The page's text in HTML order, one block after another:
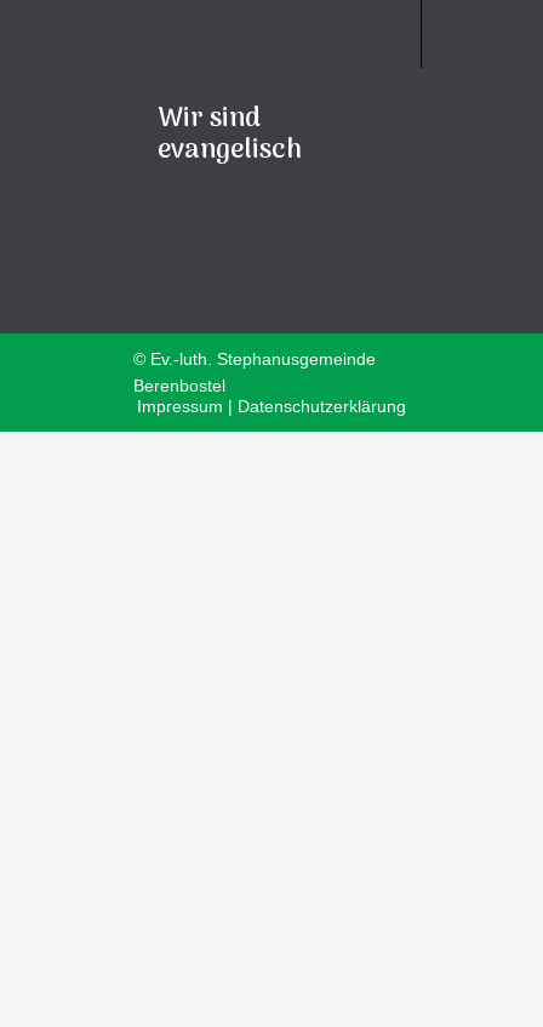
Wir sind
evangelisch
© Ev.-luth. Stephanusgemeinde
Berenbostel
Impressum | Datenschutzerklärung